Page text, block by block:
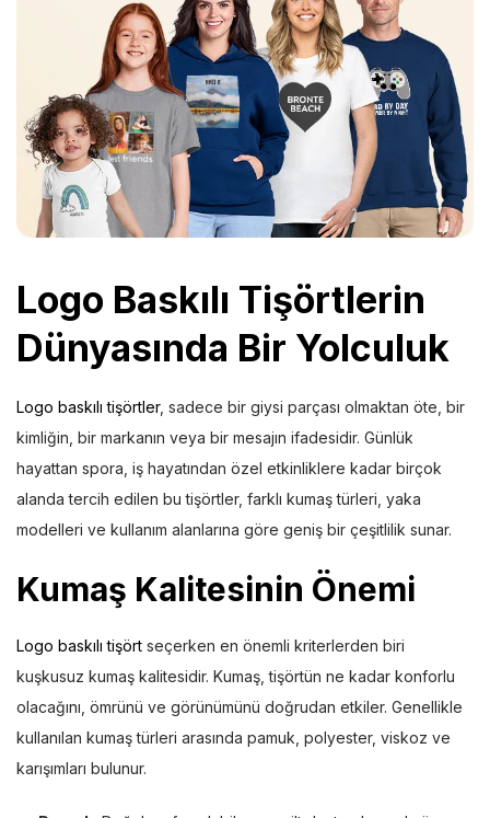
Logo Baskılı Tişörtlerin
Dünyasında Bir Yolculuk
Logo baskılı tişörtler, sadece bir giysi parçası olmaktan öte, bir
kimliğin, bir markanın veya bir mesajın ifadesidir. Günlük
hayattan spora, iş hayatından özel etkinliklere kadar birçok
alanda tercih edilen bu tişörtler, farklı kumaş türleri, yaka
modelleri ve kullanım alanlarına göre geniş bir çeşitlilik sunar.
Kumaş Kalitesinin Önemi
Logo baskılı tişört seçerken en önemli kriterlerden biri
kuşkusuz kumaş kalitesidir. Kumaş, tişörtün ne kadar konforlu
olacağını, ömrünü ve görünümünü doğrudan etkiler. Genellikle
kullanılan kumaş türleri arasında pamuk, polyester, viskoz ve
karışımları bulunur.